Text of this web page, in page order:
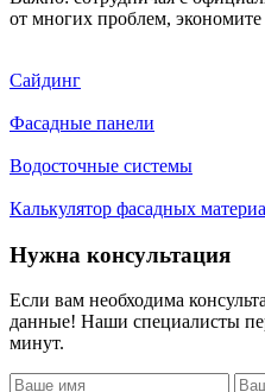
от многих проблем,
Сайдинг
Фасадные панели
Водосточные системы
Калькулятор фасадных
Нужна консультация
Если вам необходима
данные! Наши специалисты
минут.